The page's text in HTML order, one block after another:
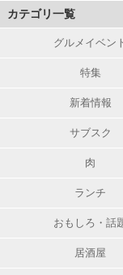
カテゴリ一覧
グルメイベン
特集
新着情報
サブスク
肉
ランチ
おもしろ・話
居酒屋